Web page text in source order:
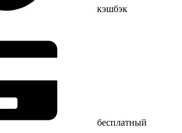
кэшбэк
бесплатный